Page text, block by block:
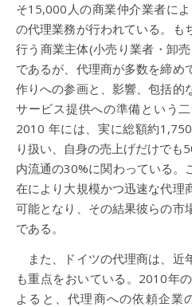
そ15,000人の商業仲介業者に
の代理業務が行われている。も
行う商業主体(小売り業者・卸
であるが、代理商が多数を締め
作りへの参画と、影響、包括的
サービス提供への準備という
2010 年には、実に総額約
り扱い、自身の売上げだけでも
内流通の30%に関わっている。
在により大規模かつ迅速な代理
可能となり、その結果彼らの市
である。
また、ドイツの代理商は、近
も重点をおいている。2010年
よると、代理商への依頼企業